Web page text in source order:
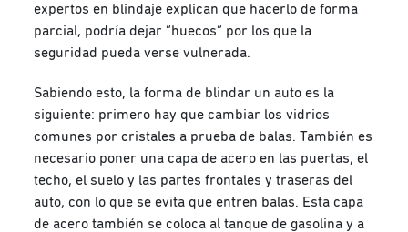
expertos en blindaje explican que hacerlo de forma
parcial, podría dejar “huecos” por los que la
seguridad pueda verse vulnerada.
Sabiendo esto, la forma de blindar un auto es la
siguiente: primero hay que cambiar los vidrios
comunes por cristales a prueba de balas. También es
necesario poner una capa de acero en las puertas, el
techo, el suelo y las partes frontales y traseras del
auto, con lo que se evita que entren balas. Esta capa
de acero también se coloca al tanque de gasolina y a